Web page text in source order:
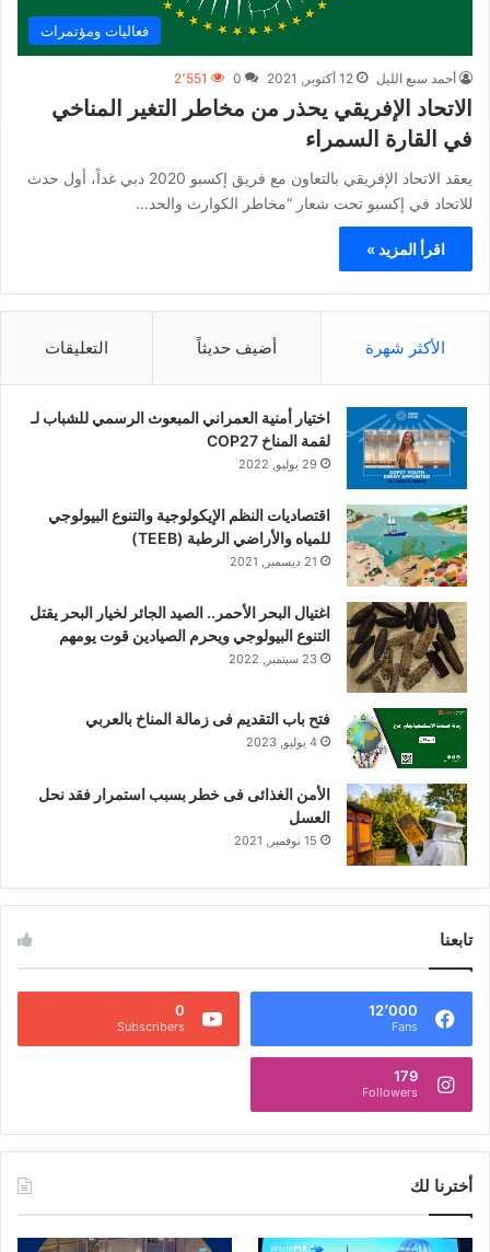
فعاليات ومؤتمرات
أحمد سبع الليل 12 أكتوبر, 2021 0 2٬551
الاتحاد الإفريقي يحذر من مخاطر التغير المناخي
في القارة السمراء
يعقد الاتحاد الإفريقي بالتعاون مع فريق إكسبو 2020 دبي غداً، أول حدث
للاتحاد في إكسبو تحت شعار “مخاطر الكوارث والحد…
اقرأ المزيد »
الأكثر شهرة أضيف حديثاً التعليقات
اختيار أمنية العمراني المبعوث الرسمي للشباب لـ
لقمة المناخ COP27
29 يوليو, 2022
اقتصاديات النظم الإيكولوجية والتنوع البيولوجي
للمياه والأراضي الرطبة (TEEB)
21 ديسمبر, 2021
اغتيال البحر الأحمر.. الصيد الجائر لخيار البحر يقتل
التنوع البيولوجي ويحرم الصيادين قوت يومهم
23 سبتمبر, 2022
فتح باب التقديم فى زمالة المناخ بالعربي
4 يوليو, 2023
الأمن الغذائى فى خطر بسبب استمرار فقد نحل
العسل
15 نوفمبر, 2021
تابعنا
12٬000
Fans
0
Subscribers
179
Followers
أخترنا لك